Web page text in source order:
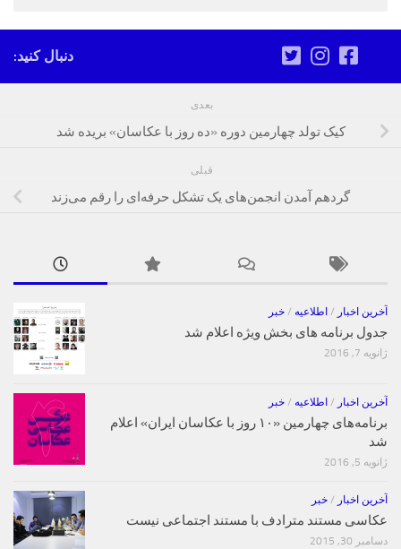
دنبال کنید:
بعدی
کیک تولد چهارمین دوره «ده روز با عکاسان» بریده شد
قبلی
گردهم آمدن انجمن‌های یک تشکل حرفه‌ای را رقم می‌زند
آخرین اخبار / اطلاعیه / خبر
جدول برنامه های بخش ویژه اعلام شد
ژانویه 7, 2016
آخرین اخبار / اطلاعیه / خبر
برنامه‌های چهارمین «۱۰ روز با عکاسان ایران» اعلام
شد
ژانویه 5, 2016
آخرین اخبار / خبر
عکاسی مستند مترادف با مستند اجتماعی نیست
دسامبر 30, 2015